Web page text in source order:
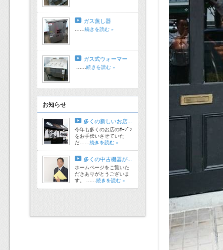
ガス蒸し器
続きを読む »
ガス式ウォーマー
続きを読む »
お知らせ
多くの新しいお店...
今年も多くのお店のｵｰﾌﾟﾝ
をお手伝いさせていた
だ…… 続きを読む »
多くの中古機器が...
ホームページをご覧いた
だきありがとうございま
す。 …… 続きを読む »